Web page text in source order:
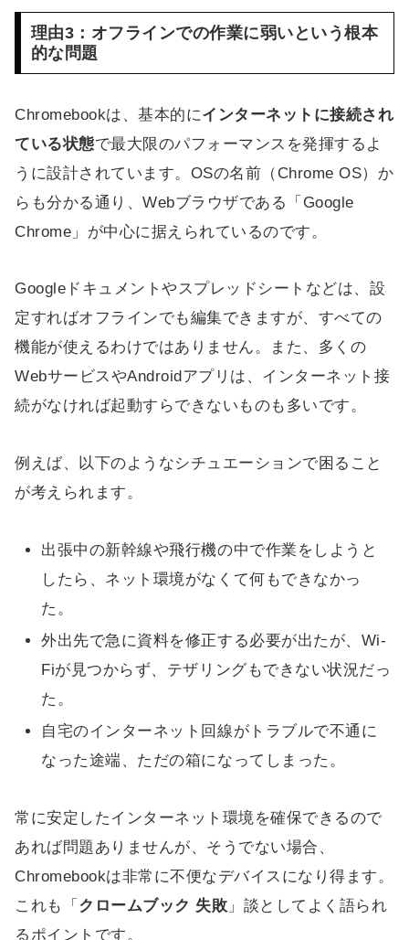
理由3：オフラインでの作業に弱いという根本
的な問題
Chromebookは、基本的にインターネットに接続され
ている状態で最大限のパフォーマンスを発揮するよ
うに設計されています。OSの名前（Chrome OS）か
らも分かる通り、Webブラウザである「Google
Chrome」が中心に据えられているのです。
Googleドキュメントやスプレッドシートなどは、設
定すればオフラインでも編集できますが、すべての
機能が使えるわけではありません。また、多くの
WebサービスやAndroidアプリは、インターネット接
続がなければ起動すらできないものも多いです。
例えば、以下のようなシチュエーションで困ること
が考えられます。
出張中の新幹線や飛行機の中で作業をしようと
したら、ネット環境がなくて何もできなかっ
た。
外出先で急に資料を修正する必要が出たが、Wi-
Fiが見つからず、テザリングもできない状況だっ
た。
自宅のインターネット回線がトラブルで不通に
なった途端、ただの箱になってしまった。
常に安定したインターネット環境を確保できるので
あれば問題ありませんが、そうでない場合、
Chromebookは非常に不便なデバイスになり得ます。
これも「 クロームブック 失敗 」談としてよく語られ
るポイントです。